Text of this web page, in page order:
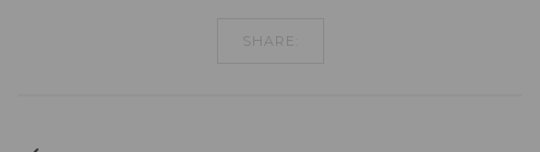
SHARE: